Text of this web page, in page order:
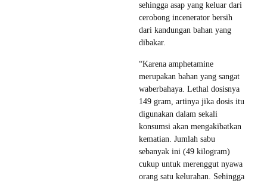
sehingga asap yang keluar dari
cerobong incenerator bersih
dari kandungan bahan yang
dibakar.
“Karena amphetamine
merupakan bahan yang sangat
waberbahaya. Lethal dosisnya
149 gram, artinya jika dosis itu
digunakan dalam sekali
konsumsi akan mengakibatkan
kematian. Jumlah sabu
sebanyak ini (49 kilogram)
cukup untuk merenggut nyawa
orang satu kelurahan. Sehingga